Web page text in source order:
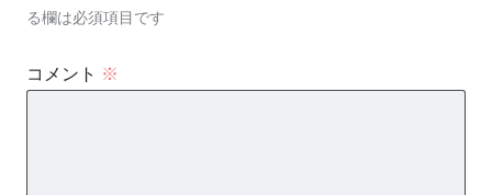
る欄は必須項目です
コメント ※